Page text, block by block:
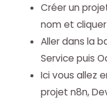
Créer un
nom et cliquer
Aller dans la
Service puis
Ici vous allez
projet n8n,